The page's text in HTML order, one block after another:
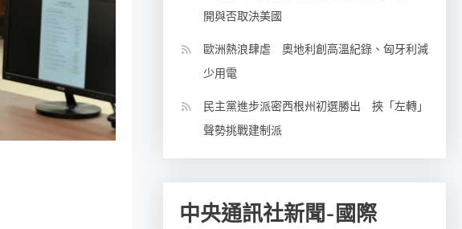
開與否取決美國
歐洲熱浪肆虐 奧地利創高溫紀錄、匈牙利減
少用電
民主黨進步派密西根州初選勝出 挾「左轉」
聲勢挑戰建制派
中央通訊社新聞-國際